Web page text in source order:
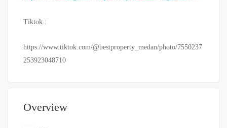
Tiktok :
https://www.tiktok.com/@bestproperty_medan/photo/7550237
253923048710
Overview